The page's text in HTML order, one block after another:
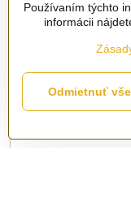
Používaním týchto
informácii
Odmietnuť